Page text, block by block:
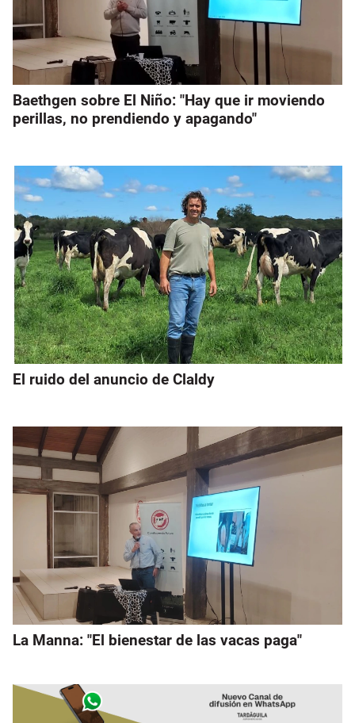
Baethgen sobre El Niño: "Hay que ir moviendo
perillas, no prendiendo y apagando"
El ruido del anuncio de Claldy
La Manna: "El bienestar de las vacas paga"